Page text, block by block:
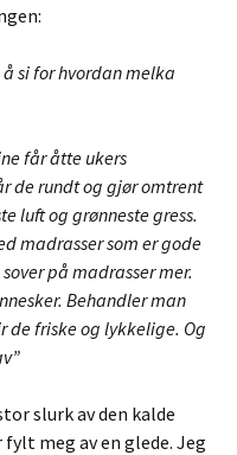
si for hvordan melka
får åtte ukers
de rundt og gjør omtrent
luft og grønneste gress.
madrasser som er gode
på madrasser mer.
Behandler man
friske og lykkelige. Og
slurk av den kalde
meg av en glede. Jeg